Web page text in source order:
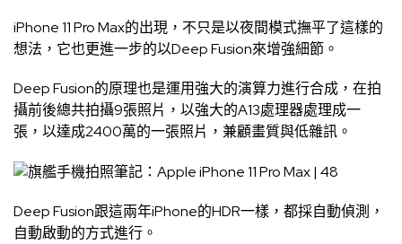
iPhone 11 Pro Max的出現，不只是以夜間模式撫平了這樣的
想法，它也更進一步的以Deep Fusion來增強細節。
Deep Fusion的原理也是運用強大的演算力進行合成，在拍
攝前後總共拍攝9張照片，以強大的A13處理器處理成一
張，以達成2400萬的一張照片，兼顧畫質與低雜訊。
Deep Fusion跟這兩年iPhone的HDR一樣，都採自動偵測，
自動啟動的方式進行。